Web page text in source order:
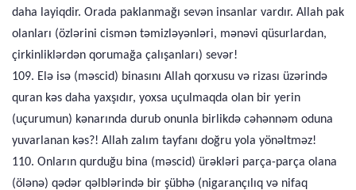
daha layiqdir. Orada paklanmağı sevən insanlar vardır. Allah pak
olanları (özlərini cismən təmizləyənləri, mənəvi qüsurlardan,
çirkinliklərdən qorumağa çalışanları) sevər!
109. Elə isə (məscid) binasını Allah qorxusu və rizası üzərində
quran kəs daha yaxşıdır, yoxsa uçulmaqda olan bir yerin
(uçurumun) kənarında durub onunla birlikdə cəhənnəm oduna
yuvarlanan kəs?! Allah zalım tayfanı doğru yola yönəltməz!
110. Onların qurduğu bina (məscid) ürəkləri parça-parça olana
(ölənə) qədər qəlblərində bir şübhə (nigarançılıq və nifaq